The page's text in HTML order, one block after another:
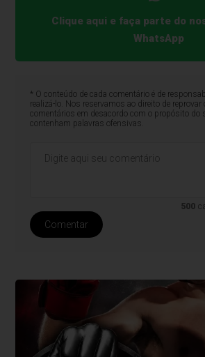
Clique aqui e faça parte do
WhatsApp
* O conteúdo de cada comentário é de
realizá-lo. Nos reservamos ao direito de reprovar
comentários em desacordo com o propósito do
contenham palavras ofensivas.
500
Comentar